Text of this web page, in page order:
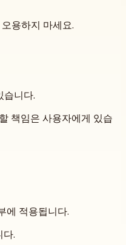
용하지 마세요.
습니다.
책임은 사용자에게 있습
에 적용됩니다.
.